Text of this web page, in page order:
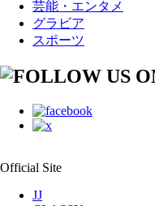
芸能・エンタメ
グラビア
スポーツ
Official Site
JJ